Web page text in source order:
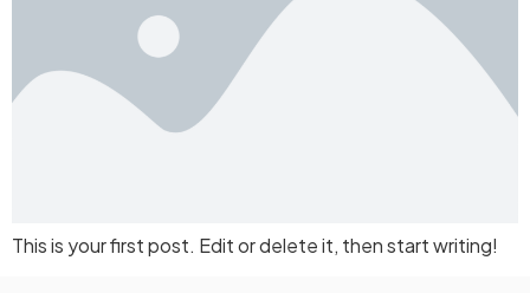
This is your first post. Edit or delete it, then start writing!